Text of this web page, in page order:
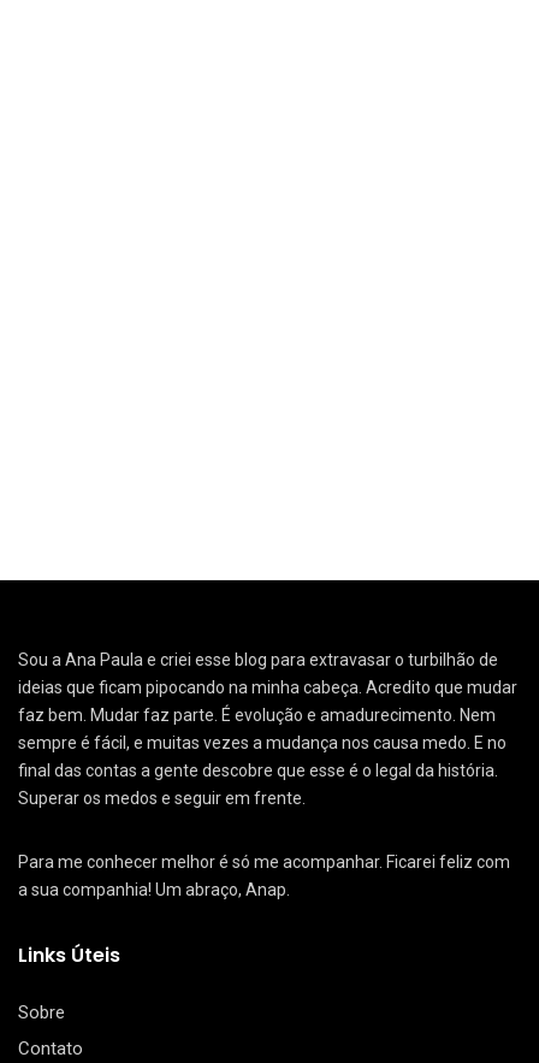
Sou a Ana Paula e criei esse blog para extravasar o turbilhão de
ideias que ficam pipocando na minha cabeça. Acredito que mudar
faz bem. Mudar faz parte. É evolução e amadurecimento. Nem
sempre é fácil, e muitas vezes a mudança nos causa medo. E no
final das contas a gente descobre que esse é o legal da história.
Superar os medos e seguir em frente.
Para me conhecer melhor é só me acompanhar. Ficarei feliz com
a sua companhia! Um abraço, Anap.
Links Úteis
Sobre
Contato